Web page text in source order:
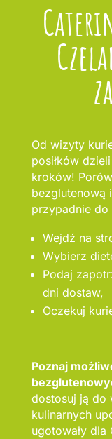
Od wizyty
posiłków
kroków!
bezglutenową
przypadnie do
Wejdź na
Wybierz
Podaj
dni dostaw,
Oczekuj
Poznaj
dostosuj ją do
kulinarnych
ugotowały dla